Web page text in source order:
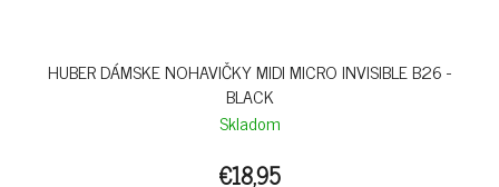
HUBER DÁMSKE NOHAVIČKY MIDI MICRO INVISIBLE B26 -
BLACK
Skladom
€18,95